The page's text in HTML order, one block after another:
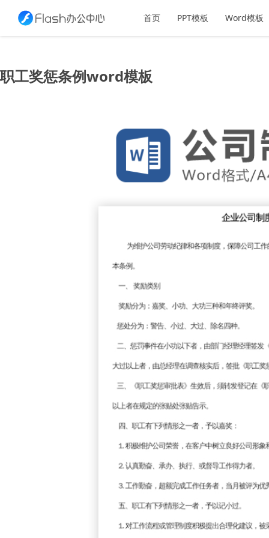
首页 PPT模板 Word模板
职工奖惩条例word模板